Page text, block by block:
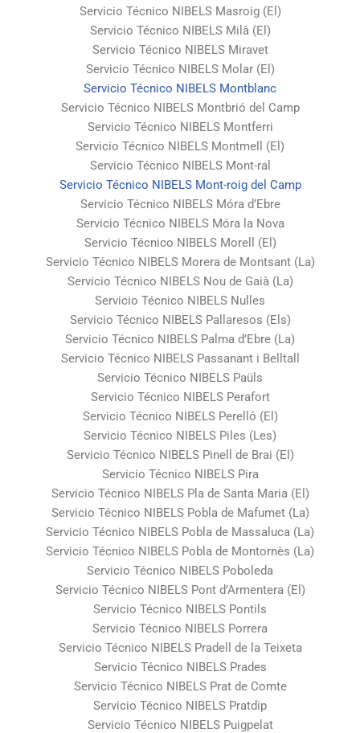
Servicio Técnico NIBELS Masroig (El)
Servicio Técnico NIBELS Milà (El)
Servicio Técnico NIBELS Miravet
Servicio Técnico NIBELS Molar (El)
Servicio Técnico NIBELS Montblanc
Servicio Técnico NIBELS Montbrió del Camp
Servicio Técnico NIBELS Montferri
Servicio Técnico NIBELS Montmell (El)
Servicio Técnico NIBELS Mont-ral
Servicio Técnico NIBELS Mont-roig del Camp
Servicio Técnico NIBELS Móra d’Ebre
Servicio Técnico NIBELS Móra la Nova
Servicio Técnico NIBELS Morell (El)
Servicio Técnico NIBELS Morera de Montsant (La)
Servicio Técnico NIBELS Nou de Gaià (La)
Servicio Técnico NIBELS Nulles
Servicio Técnico NIBELS Pallaresos (Els)
Servicio Técnico NIBELS Palma d’Ebre (La)
Servicio Técnico NIBELS Passanant i Belltall
Servicio Técnico NIBELS Paüls
Servicio Técnico NIBELS Perafort
Servicio Técnico NIBELS Perelló (El)
Servicio Técnico NIBELS Piles (Les)
Servicio Técnico NIBELS Pinell de Brai (El)
Servicio Técnico NIBELS Pira
Servicio Técnico NIBELS Pla de Santa Maria (El)
Servicio Técnico NIBELS Pobla de Mafumet (La)
Servicio Técnico NIBELS Pobla de Massaluca (La)
Servicio Técnico NIBELS Pobla de Montornès (La)
Servicio Técnico NIBELS Poboleda
Servicio Técnico NIBELS Pont d’Armentera (El)
Servicio Técnico NIBELS Pontils
Servicio Técnico NIBELS Porrera
Servicio Técnico NIBELS Pradell de la Teixeta
Servicio Técnico NIBELS Prades
Servicio Técnico NIBELS Prat de Comte
Servicio Técnico NIBELS Pratdip
Servicio Técnico NIBELS Puigpelat